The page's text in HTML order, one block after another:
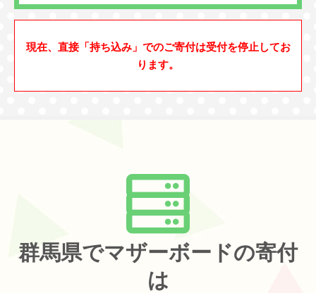
現在、直接「持ち込み」でのご寄付は受付を停止してお
ります。
群馬県でマザーボードの寄付
は